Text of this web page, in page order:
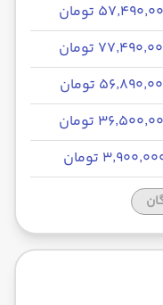
تومان
تومان
تومان
تومان
تومان